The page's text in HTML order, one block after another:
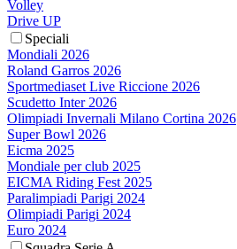
Volley
Drive UP
Speciali
Mondiali 2026
Roland Garros 2026
Sportmediaset Live Riccione 2026
Scudetto Inter 2026
Olimpiadi Invernali Milano Cortina 2026
Super Bowl 2026
Eicma 2025
Mondiale per club 2025
EICMA Riding Fest 2025
Paralimpiadi Parigi 2024
Olimpiadi Parigi 2024
Euro 2024